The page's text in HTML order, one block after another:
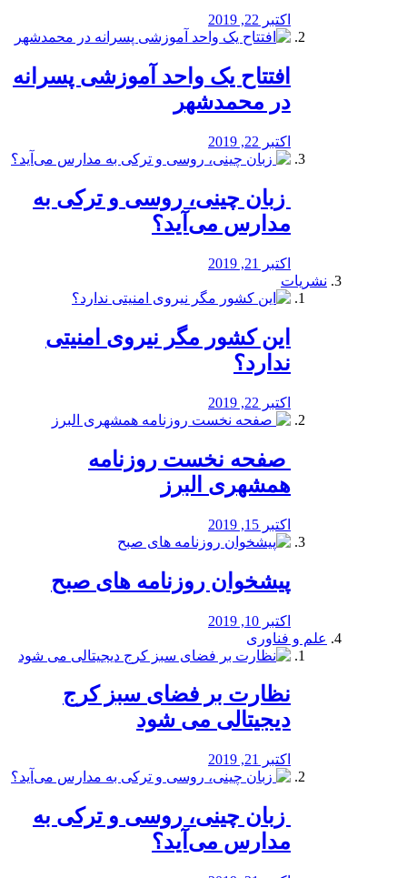
اکتبر 22, 2019
افتتاح یک واحد آموزشی پسرانه
در محمدشهر
اکتبر 22, 2019
️ زبان چینی، روسی و ترکی به
مدارس می‌آید؟
اکتبر 21, 2019
نشریات
این کشور مگر نیروی امنیتی
ندارد؟
اکتبر 22, 2019
️ صفحه نخست روزنامه‌
همشهری البرز
اکتبر 15, 2019
پیشخوان روزنامه های صبح
اکتبر 10, 2019
علم و فناوری
نظارت بر فضای سبز کرج
دیجیتالی می شود
اکتبر 21, 2019
️ زبان چینی، روسی و ترکی به
مدارس می‌آید؟